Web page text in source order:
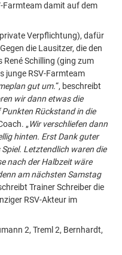
Farmteam damit auf dem
Verpflichtung), dafür
die Lausitzer, die den
Schilling (ging zum
junge RSV-Farmteam
gut um.“, beschreibt
wir dann etwas die
Rückstand in die
„Wir verschliefen dann
hinten. Erst Dank guter
Letztendlich waren die
nach der Halbzeit wäre
am nächsten Samstag
Trainer Schreiber die
RSV-Akteur im
2, Treml 2, Bernhardt,